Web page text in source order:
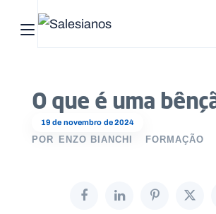
Abrir menu principal
19 de novembro de 2024
O que é uma
POR ENZO BIANCHI FORMAÇÃO
Início
Quem